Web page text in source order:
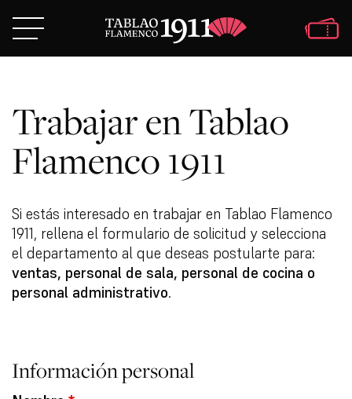
Trabajar en Tablao
Flamenco 1911
Si estás interesado en trabajar en Tablao Flamenco
1911, rellena el formulario de solicitud y selecciona
el departamento al que deseas postularte para:
ventas, personal de sala, personal de cocina o
personal administrativo.
Información personal